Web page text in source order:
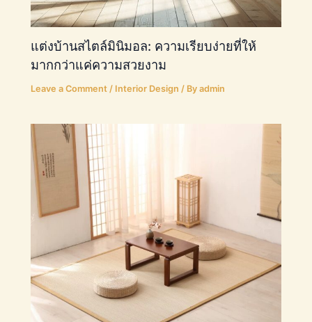
แต่งบ้านสไตล์มินิมอล: ความเรียบง่ายที่ให้
มากกว่าแค่ความสวยงาม
Leave a Comment / Interior Design / Byadmin